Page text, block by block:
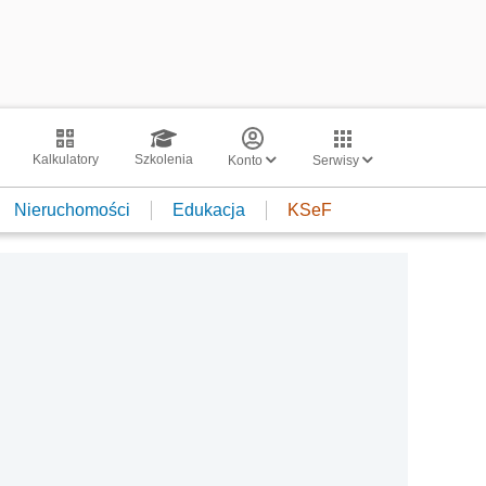
Kalkulatory Szkolenia Konto Serwisy
Nieruchomości Edukacja KSeF